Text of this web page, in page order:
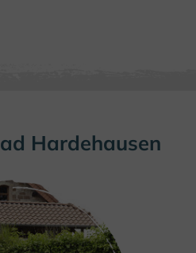
Hardehausen